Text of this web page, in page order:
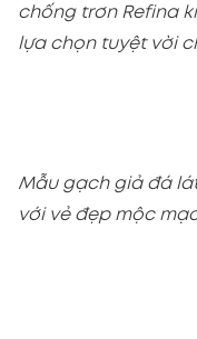
chống trơn Refina
lựa chọn tuyệt vời
Mẫu gạch giả đá
với vẻ đẹp mộc